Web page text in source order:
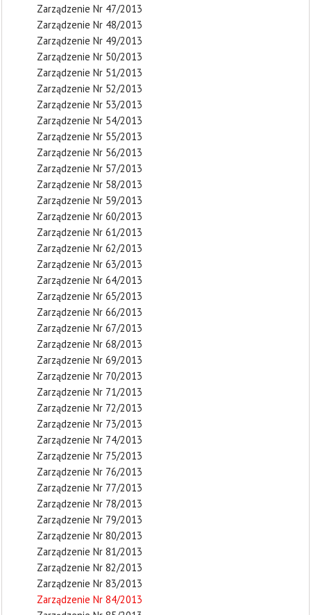
Zarządzenie Nr 47/2013
Zarządzenie Nr 48/2013
Zarządzenie Nr 49/2013
Zarządzenie Nr 50/2013
Zarządzenie Nr 51/2013
Zarządzenie Nr 52/2013
Zarządzenie Nr 53/2013
Zarządzenie Nr 54/2013
Zarządzenie Nr 55/2013
Zarządzenie Nr 56/2013
Zarządzenie Nr 57/2013
Zarządzenie Nr 58/2013
Zarządzenie Nr 59/2013
Zarządzenie Nr 60/2013
Zarządzenie Nr 61/2013
Zarządzenie Nr 62/2013
Zarządzenie Nr 63/2013
Zarządzenie Nr 64/2013
Zarządzenie Nr 65/2013
Zarządzenie Nr 66/2013
Zarządzenie Nr 67/2013
Zarządzenie Nr 68/2013
Zarządzenie Nr 69/2013
Zarządzenie Nr 70/2013
Zarządzenie Nr 71/2013
Zarządzenie Nr 72/2013
Zarządzenie Nr 73/2013
Zarządzenie Nr 74/2013
Zarządzenie Nr 75/2013
Zarządzenie Nr 76/2013
Zarządzenie Nr 77/2013
Zarządzenie Nr 78/2013
Zarządzenie Nr 79/2013
Zarządzenie Nr 80/2013
Zarządzenie Nr 81/2013
Zarządzenie Nr 82/2013
Zarządzenie Nr 83/2013
Zarządzenie Nr 84/2013